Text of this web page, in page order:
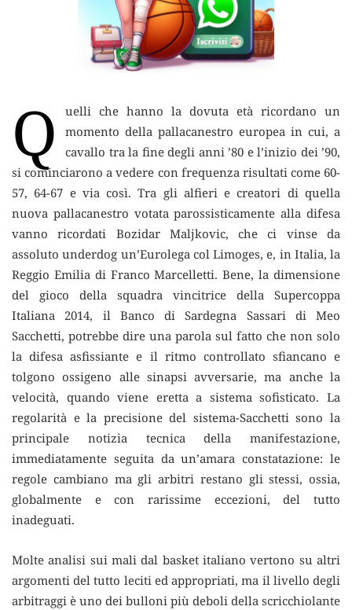
Q
uelli che hanno la dovuta età ricordano un
momento della pallacanestro europea in cui, a
cavallo tra la fine degli anni ’80 e l’inizio dei ’90,
si cominciarono a vedere con frequenza risultati come 60-
57, 64-67 e via così. Tra gli alfieri e creatori di quella
nuova pallacanestro votata parossisticamente alla difesa
vanno ricordati Bozidar Maljkovic, che ci vinse da
assoluto underdog un’Eurolega col Limoges, e, in Italia, la
Reggio Emilia di Franco Marcelletti. Bene, la dimensione
del gioco della squadra vincitrice della Supercoppa
Italiana 2014, il Banco di Sardegna Sassari di Meo
Sacchetti, potrebbe dire una parola sul fatto che non solo
la difesa asfissiante e il ritmo controllato sfiancano e
tolgono ossigeno alle sinapsi avversarie, ma anche la
velocità, quando viene eretta a sistema sofisticato. La
regolarità e la precisione del sistema-Sacchetti sono la
principale notizia tecnica della manifestazione,
immediatamente seguita da un’amara constatazione: le
regole cambiano ma gli arbitri restano gli stessi, ossia,
globalmente e con rarissime eccezioni, del tutto
inadeguati.
Molte analisi sui mali dal basket italiano vertono su altri
argomenti del tutto leciti ed appropriati, ma il livello degli
arbitraggi è uno dei bulloni più deboli della scricchiolante